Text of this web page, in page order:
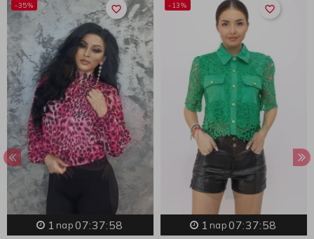
favorite_border
-35%
1 nap 07:37:57
favorite_border
-13%
1 nap 07:37:57